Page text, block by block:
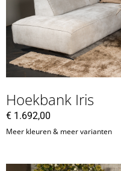
Hoekbank Iris
€ 1.692,00
Meer kleuren & meer varianten